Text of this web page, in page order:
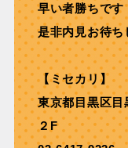
早い者勝ちです
是非内見お待ち
【ミセカリ】
東京都目黒区
２F